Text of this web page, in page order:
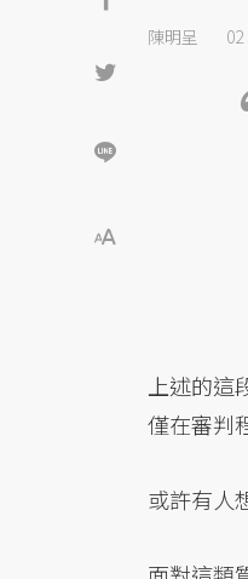
陳明呈
上述的這
僅在審判
或許有人